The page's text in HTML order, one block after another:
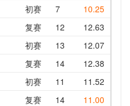
初赛
7 10.25
复赛 12 12.63
初赛
13 12.07
复赛 14 12.38
初赛
11 11.52
复赛 14 11.00